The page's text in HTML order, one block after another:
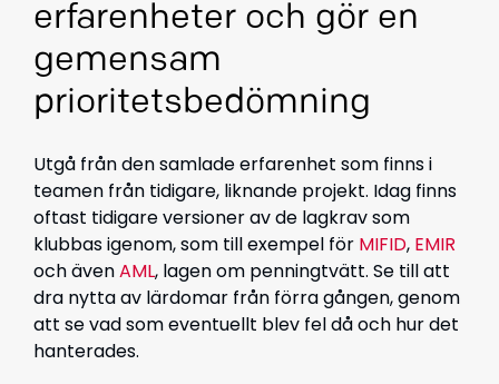
erfarenheter och gör en
gemensam
prioritetsbedömning
Utgå från den samlade erfarenhet som finns i
teamen från tidigare, liknande projekt. Idag finns
oftast tidigare versioner av de lagkrav som
klubbas igenom, som till exempel för MIFID, EMIR
och ävenAML, lagen om penningtvätt. Se till att
dra nytta av lärdomar från förra gången, genom
att se vad som eventuellt blev fel då och hur det
hanterades.